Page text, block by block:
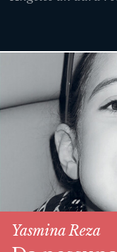
Yasmina Reza